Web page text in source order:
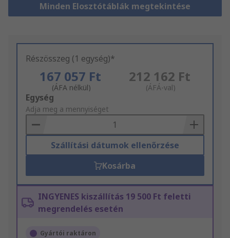
Minden Elosztótáblák megtekintése
Részösszeg (1 egység)*
167 057 Ft
(ÁFA nélkül)
212 162 Ft
(ÁFÁ-val)
Add
to
Basket
Egység
Adja meg a mennyiséget
Szállítási dátumok ellenőrzése
Kosárba
INGYENES kiszállítás 19 500 Ft feletti
megrendelés esetén
Gyártói raktáron